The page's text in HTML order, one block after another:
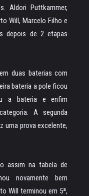
Aldori Puttkammer,
Will, Marcelo Filho e
depois de 2 etapas
duas baterias com
bateria a pole ficou
a bateria e enfim
A segunda
uma prova excelente,
assim na tabela de
novamente bem
Will terminou em 5ª,